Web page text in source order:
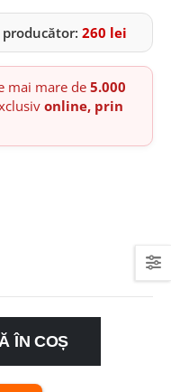
producător: 260 lei
mai mare de 5.000
online, prin
ÎN COȘ